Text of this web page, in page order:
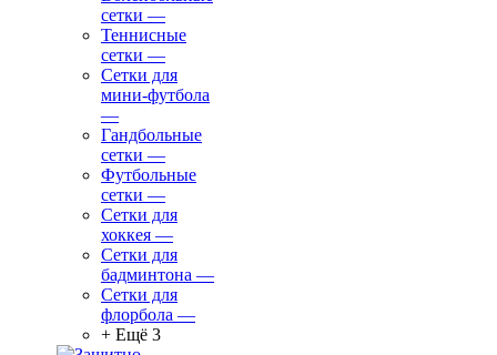
сетки —
Теннисные
сетки —
Сетки для
мини-футбола
—
Гандбольные
сетки —
Футбольные
сетки —
Сетки для
хоккея —
Сетки для
бадминтона —
Сетки для
флорбола —
+ Ещё 3